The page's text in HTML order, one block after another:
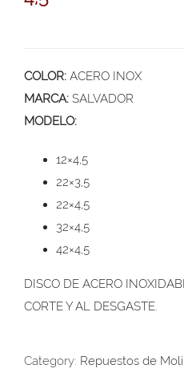
COLOR: ACERO INOX
MARCA: SALVADOR
MODELO:
12×4,5
22×3,5
22×4,5
32×4,5
42×4,5
DISCO DE ACERO
CORTE Y AL DESGASTE.
Category: Repuestos de